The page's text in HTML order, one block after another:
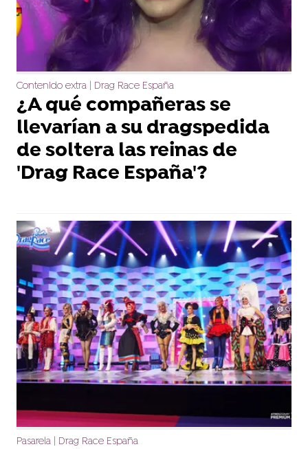
Contenido extra | Drag Race España
¿A qué compañeras se
llevarían a su dragspedida
de soltera las reinas de
'Drag Race España'?
Pasarela | Drag Race España